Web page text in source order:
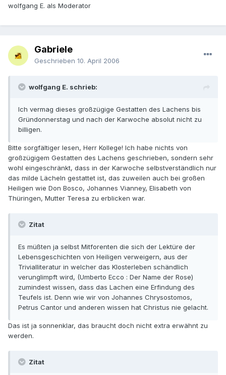
wolfgang E. als Moderator
Gabriele
Geschrieben 10. April 2006
wolfgang E. schrieb:
Ich vermag dieses großzügige Gestatten des Lachens bis
Gründonnerstag und nach der Karwoche absolut nicht zu
billigen.
Bitte sorgfältiger lesen, Herr Kollege! Ich habe nichts von
großzügigem Gestatten des Lachens geschrieben, sondern sehr
wohl eingeschränkt, dass in der Karwoche selbstverständlich nur
das milde Lächeln gestattet ist, das zuweilen auch bei großen
Heiligen wie Don Bosco, Johannes Vianney, Elisabeth von
Thüringen, Mutter Teresa zu erblicken war.
Zitat
Es müßten ja selbst Mitforenten die sich der Lektüre der
Lebensgeschichten von Heiligen verweigern, aus der
Trivialliteratur in welcher das Klosterleben schändlich
verunglimpft wird, (Umberto Ecco : Der Name der Rose)
zumindest wissen, dass das Lachen eine Erfindung des
Teufels ist. Denn wie wir von Johannes Chrysostomos,
Petrus Cantor und anderen wissen hat Christus nie gelacht.
Das ist ja sonnenklar, das braucht doch nicht extra erwähnt zu
werden.
Zitat